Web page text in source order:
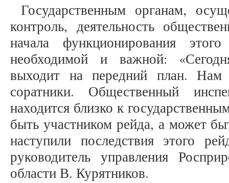
Государственным органам,
контроль, деятельность
начала функционирования этого
необходимой и важной:
выходит на передний план.
соратники. Общественный
находится близко к
быть участником рейда, а может
наступили последствия этого
руководитель управления
области В. Курятников.